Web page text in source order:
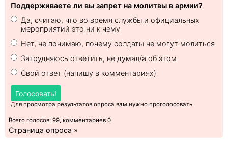
Поддерживаете ли вы запрет на молитвы в армии?
Да, считаю, что во время службы и официальных
мероприятий это ни к чему
Нет, не понимаю, почему солдаты не могут молиться
Затрудняюсь ответить, не думал/а об этом
Свой ответ (напишу в комментариях)
Голосовать!
Для просмотра результатов опроса вам нужно проголосовать
Всего голосов: 99, комментариев 0
Страница опроса »